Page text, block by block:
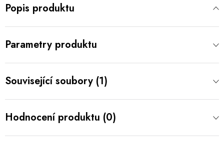
Popis produktu
Parametry produktu
Související soubory (1)
Hodnocení produktu (0)